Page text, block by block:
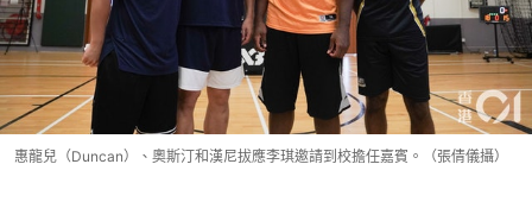
惠龍兒（Duncan）、奧斯汀和漢尼拔應李琪邀請到校擔任嘉賓。（張倩儀攝）